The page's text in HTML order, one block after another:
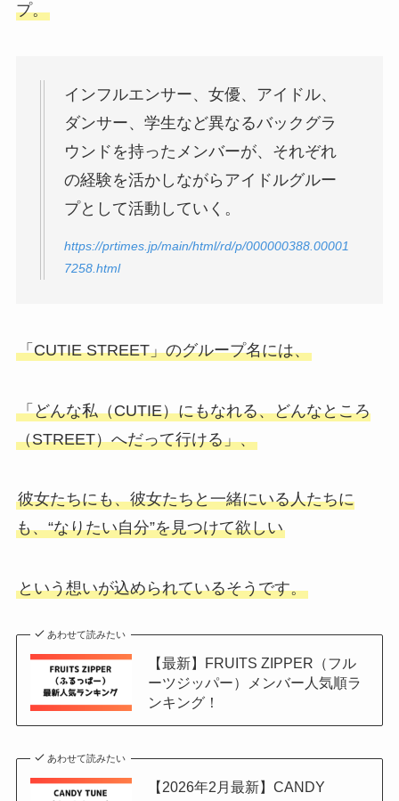
プ。
インフルエンサー、女優、アイドル、
ダンサー、学生など異なるバックグラ
ウンドを持ったメンバーが、それぞれ
の経験を活かしながらアイドルグルー
プとして活動していく。
https://prtimes.jp/main/html/rd/p/000000388.00001
7258.html
「CUTIE STREET」のグループ名には、
「どんな私（CUTIE）にもなれる、どんなところ
（STREET）へだって行ける」、
彼女たちにも、彼女たちと一緒にいる人たちに
も、“なりたい自分”を見つけて欲しい
という想いが込められているそうです。
あわせて読みたい
【最新】FRUITS ZIPPER（フル
ーツジッパー）メンバー人気順ラ
ンキング！
あわせて読みたい
【2026年2月最新】CANDY